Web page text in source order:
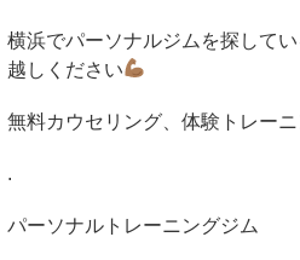
横浜でパーソナルジムを探して
越しください
無料カウセリング、体験トレー
.
パーソナルトレーニングジム